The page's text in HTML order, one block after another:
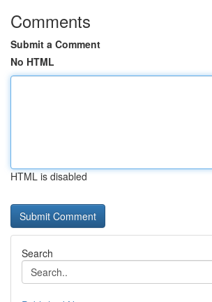
Comments
Submit a Comment
No HTML
HTML is disabled
Search